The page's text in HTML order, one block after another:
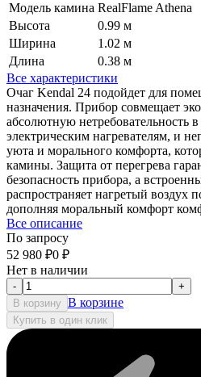
Модель камина RealFlame Athena
Высота
0.99 м
Ширина
1.02 м
Длина
0.38 м
Все характеристики
Очаг Kendal 24 подойдет для
назначения. Прибор совмещает
абсолютную нетребовательность
электрическим нагревателям, и
уюта и морального комфорта,
камины. Защита от перегрева
безопасность прибора, а
распространяет нагретый воздух
дополняя моральный комфорт
Все описание
По запросу
52 980 ₽0 ₽
Нет в наличии
-
+
В корзину В корзине
Купить в один клик